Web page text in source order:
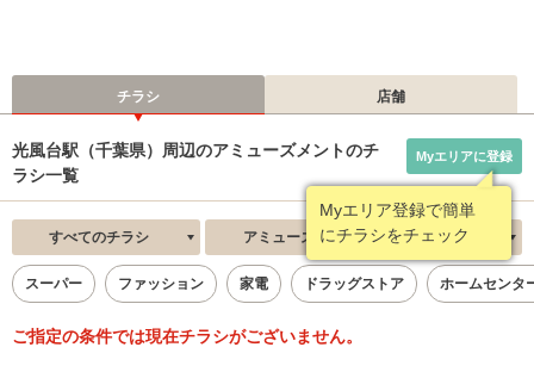
チラシ 店舗
光風台駅（千葉県）周辺のアミューズメントのチ
ラシ一覧
Myエリア登録で簡単
にチラシをチェック
Myエリアに登録
すべてのチラシ アミューズメント 新着順
スーパー ファッション 家電 ドラッグストア ホームセンタ
ご指定の条件では現在チラシがございません。